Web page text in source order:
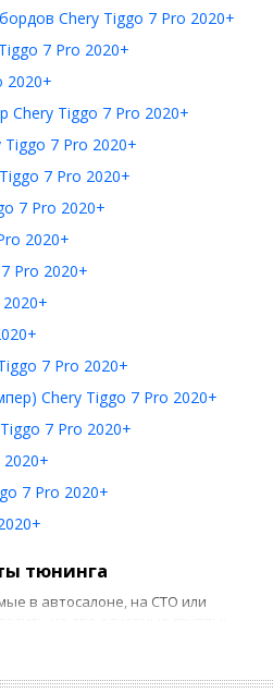
Chery Tiggo 7 Pro 2020+
7 Pro 2020+
2020+
Chery Tiggo 7 Pro 2020+
Tiggo 7 Pro 2020+
7 Pro 2020+
7 Pro 2020+
2020+
Pro 2020+
7 Pro 2020+
Chery Tiggo 7 Pro 2020+
7 Pro 2020+
7 Pro 2020+
тюнинга
в автосалоне, на СТО или
ковриков и т. д. Если такие